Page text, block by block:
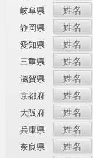
岐阜県 姓名
静岡県 姓名
愛知県 姓名
三重県 姓名
滋賀県 姓名
京都府 姓名
大阪府 姓名
兵庫県 姓名
奈良県 姓名